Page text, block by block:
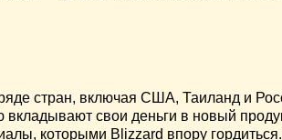
стран, включая США, Таиланд и
свои деньги в новый
которыми Blizzard впору гордиться.